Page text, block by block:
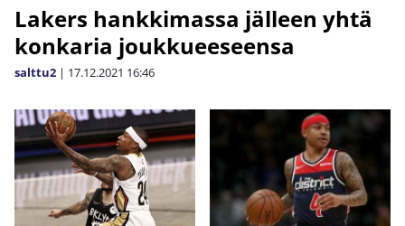
Lakers hankkimassa jälleen yhtä
konkaria joukkueeseensa
salttu2 | 17.12.2021 16:46